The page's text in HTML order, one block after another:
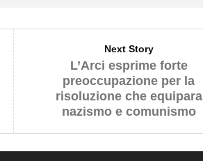
Next Story
L’Arci esprime forte
preoccupazione per la
risoluzione che equipara
nazismo e comunismo